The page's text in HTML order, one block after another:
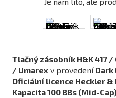
Tlačný zásobník H&K 417 /
/ Umarex v provedení Dark
Oficiální licence Heckler &
Kapacita 100 BBs (Mid-